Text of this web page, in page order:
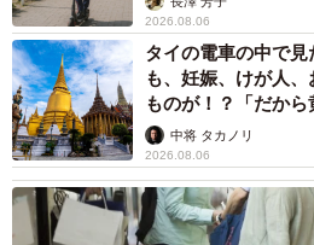
2026.08.06
タイの電車の中で
も、妊娠、けが人
ものが！？「だから
中将 タカノリ
2026.08.06